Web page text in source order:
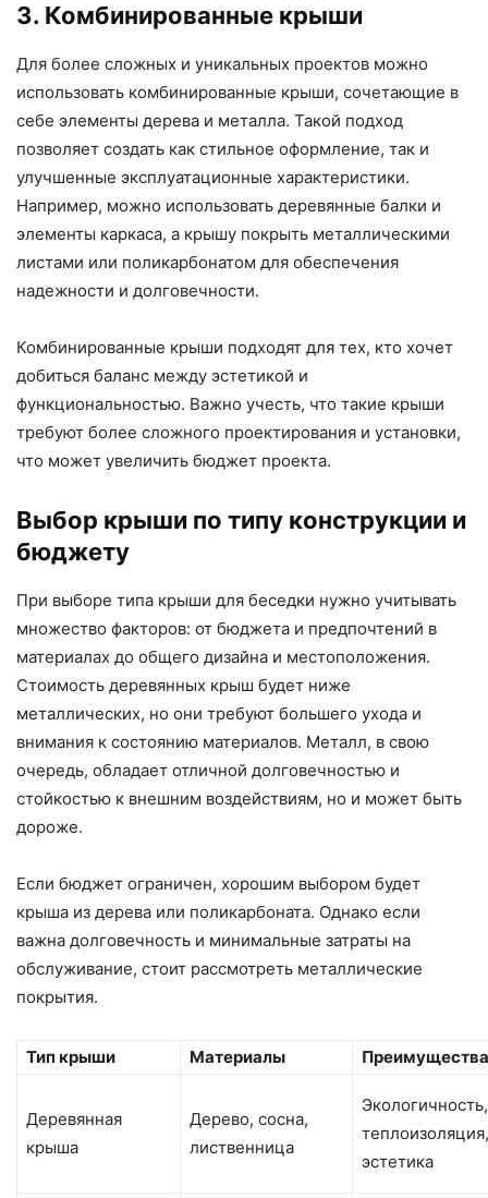
3. Комбинированные крыши
Для более сложных и уникальных проектов можно
использовать комбинированные крыши, сочетающие в
себе элементы дерева и металла. Такой подход
позволяет создать как стильное оформление, так и
улучшенные эксплуатационные характеристики.
Например, можно использовать деревянные балки и
элементы каркаса, а крышу покрыть металлическими
листами или поликарбонатом для обеспечения
надежности и долговечности.
Комбинированные крыши подходят для тех, кто хочет
добиться баланс между эстетикой и
функциональностью. Важно учесть, что такие крыши
требуют более сложного проектирования и установки,
что может увеличить бюджет проекта.
Выбор крыши по типу конструкции и
бюджету
При выборе типа крыши для беседки нужно учитывать
множество факторов: от бюджета и предпочтений в
материалах до общего дизайна и местоположения.
Стоимость деревянных крыш будет ниже
металлических, но они требуют большего ухода и
внимания к состоянию материалов. Металл, в свою
очередь, обладает отличной долговечностью и
стойкостью к внешним воздействиям, но и может быть
дороже.
Если бюджет ограничен, хорошим выбором будет
крыша из дерева или поликарбоната. Однако если
важна долговечность и минимальные затраты на
обслуживание, стоит рассмотреть металлические
покрытия.
Тип крыши Материалы Преимущества
Деревянная
крыша
Дерево, сосна,
лиственница
Экологичность,
теплоизоляция,
эстетика